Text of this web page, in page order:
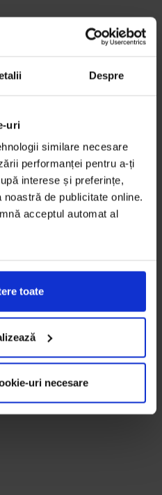
Despre
uri
similare necesare
performanței pentru a-ți
interese și preferințe,
de publicitate online.
acceptul automat al
toate
uri necesare